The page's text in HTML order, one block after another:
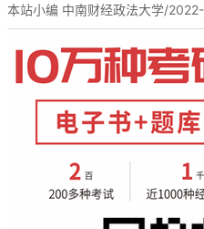
本站小编 中南财经政法大学/